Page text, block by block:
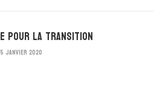
pour la Transition
JANVIER 2020